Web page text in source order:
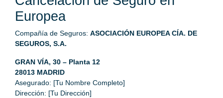
Europea
Compañía de Seguros: ASOCIACIÓN EUROPEA CÍA. DE
SEGUROS, S.A.
GRAN VÍA, 30 – Planta 12
28013 MADRID
Asegurado: [Tu Nombre Completo]
Dirección: [Tu Dirección]